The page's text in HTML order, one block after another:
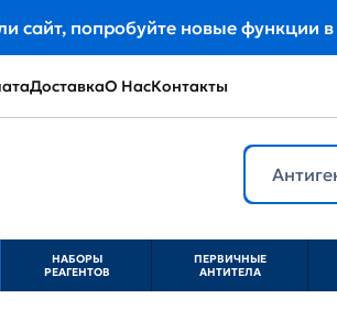
сайт, попробуйте новые функции в
ДоставкаО НасКонтакты
НАБОРЫ
РЕАГЕНТОВ
ПЕРВИЧНЫЕ
АНТИТЕЛА